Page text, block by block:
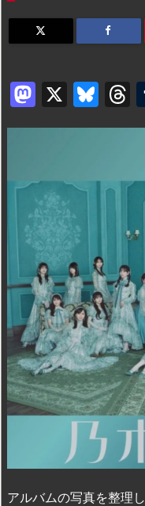
M
a
d
o
n
X
Bl
u
k d
アルバムの写真を整理